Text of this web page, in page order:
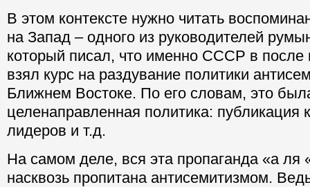
В этом контексте нужно читать
на Запад – одного из руководителей
который писал, что именно СССР в после
взял курс на раздувание политики
Ближнем Востоке. По его словам, это
целенаправленная политика: публикация
лидеров и т.д.
На самом деле, вся эта пропаганда «а ля
насквозь пропитана антисемитизмом.